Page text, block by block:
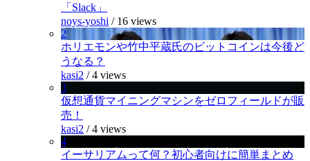
「Slack」
noys-yoshi / 16 views
2
ホリエモンや竹中平蔵氏のビットコインは今後ど
うなる？
kasi2 /4 views
3
仮想通貨マイニングマシンをゼロフィールドが販
売！
kasi2 /4 views
4
イーサリアムって何？初心者向けに簡単まとめ